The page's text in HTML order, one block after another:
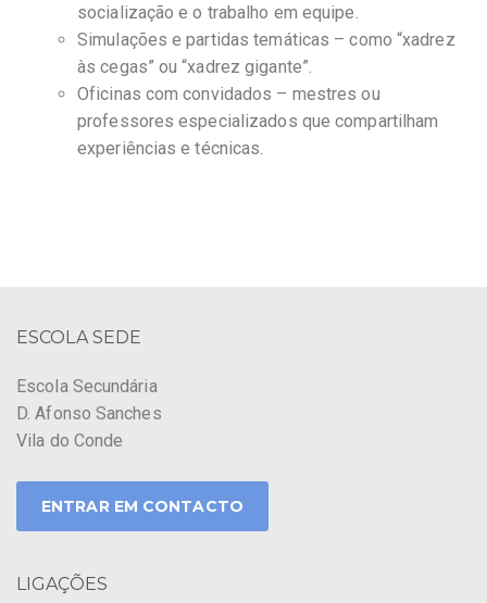
socialização e o trabalho em equipe.
Simulações e partidas temáticas – como “xadrez
às cegas” ou “xadrez gigante”.
Oficinas com convidados – mestres ou
professores especializados que compartilham
experiências e técnicas.
ESCOLA SEDE
Escola Secundária
D. Afonso Sanches
Vila do Conde
ENTRAR EM CONTACTO
LIGAÇÕES